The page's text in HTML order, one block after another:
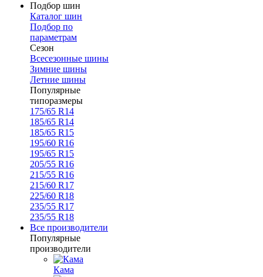
Подбор шин
Каталог шин
Подбор по
параметрам
Сезон
Всесезонные шины
Зимние шины
Летние шины
Популярные
типоразмеры
175/65 R14
185/65 R14
185/65 R15
195/60 R16
195/65 R15
205/55 R16
215/55 R16
215/60 R17
225/60 R18
235/55 R17
235/55 R18
Все производители
Популярные
производители
Кама